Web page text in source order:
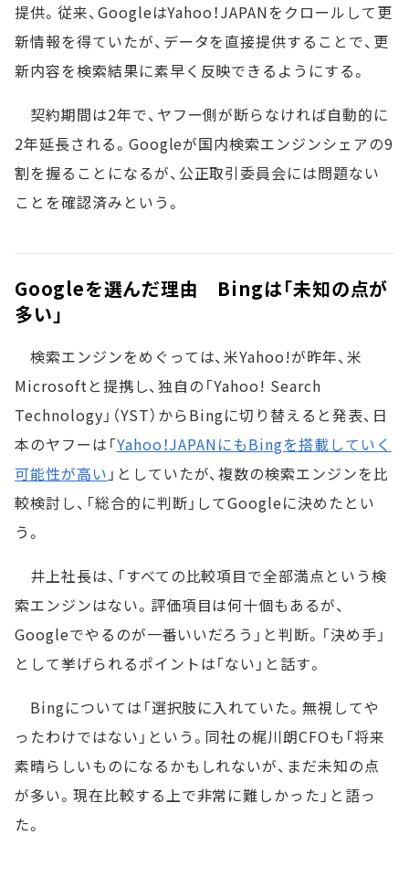
提供。従来、GoogleはYahoo！JAPANをクロールして更
新情報を得ていたが、データを直接提供することで、更
新内容を検索結果に素早く反映できるようにする。
契約期間は2年で、ヤフー側が断らなければ自動的に
2年延長される。Googleが国内検索エンジンシェアの9
割を握ることになるが、公正取引委員会には問題ない
ことを確認済みという。
Googleを選んだ理由 Bingは「未知の点が
多い」
検索エンジンをめぐっては、米Yahoo!が昨年、米
Microsoftと提携し、独自の「Yahoo! Search
Technology」（YST）からBingに切り替えると発表、日
本のヤフーは「Yahoo！JAPANにもBingを搭載していく
可能性が高い 」としていたが、複数の検索エンジンを比
較検討し、「総合的に判断」してGoogleに決めたとい
う。
井上社長は、「すべての比較項目で全部満点という検
索エンジンはない。評価項目は何十個もあるが、
Googleでやるのが一番いいだろう」と判断。「決め手」
として挙げられるポイントは「ない」と話す。
Bingについては「選択肢に入れていた。無視してや
ったわけではない」という。同社の梶川朗CFOも「将来
素晴らしいものになるかもしれないが、まだ未知の点
が多い。現在比較する上で非常に難しかった」と語っ
た。